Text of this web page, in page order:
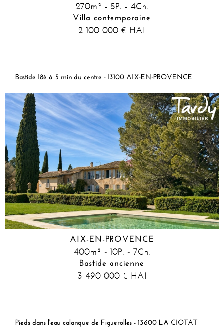
270m² - 5P. - 4Ch.
Villa contemporaine
2 100 000€ HAI
Bastide 18è à 5 min du centre - 13100 AIX-EN-PROVENCE
AIX-EN-PROVENCE
400m² - 10P. - 7Ch.
Bastide ancienne
3 490 000 € HAI
Pieds dans l'eau calanque de Figuerolles - 13600 LA CIOTAT